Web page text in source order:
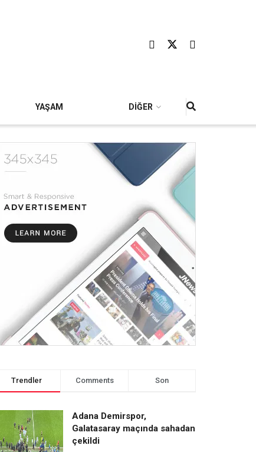
YAŞAM DİĞER
Trendler Comments Son
Adana Demirspor,
Galatasaray maçında sahadan
çekildi